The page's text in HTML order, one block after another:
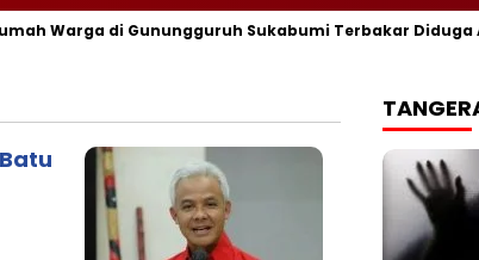
Warga di Gunungguruh Sukabumi Terbakar Diduga